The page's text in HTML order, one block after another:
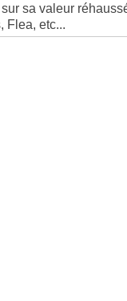
sa valeur
Flea, etc...